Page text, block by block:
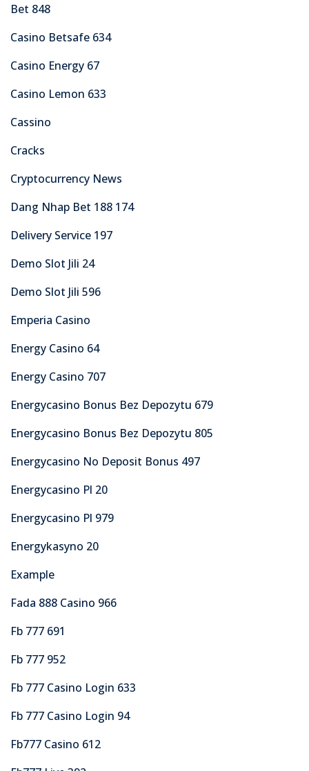
Bet 848
Casino Betsafe 634
Casino Energy 67
Casino Lemon 633
Cassino
Cracks
Cryptocurrency News
Dang Nhap Bet 188 174
Delivery Service 197
Demo Slot Jili 24
Demo Slot Jili 596
Emperia Casino
Energy Casino 64
Energy Casino 707
Energycasino Bonus Bez Depozytu 679
Energycasino Bonus Bez Depozytu 805
Energycasino No Deposit Bonus 497
Energycasino Pl 20
Energycasino Pl 979
Energykasyno 20
Example
Fada 888 Casino 966
Fb 777 691
Fb 777 952
Fb 777 Casino Login 633
Fb 777 Casino Login 94
Fb777 Casino 612